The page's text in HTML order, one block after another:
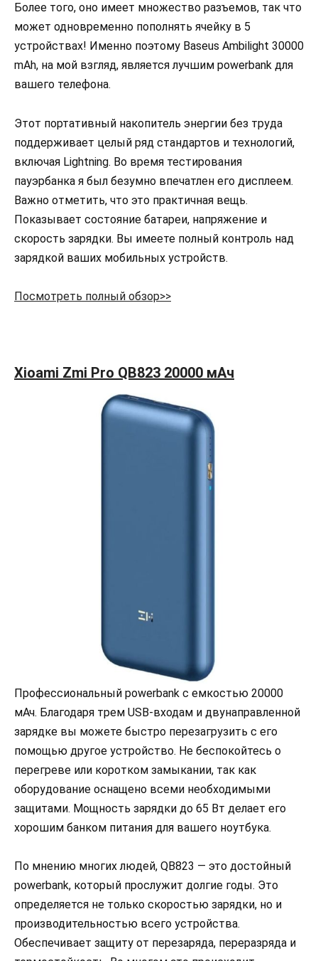
Более того, оно имеет множество разъемов, так что
может одновременно пополнять ячейку в 5
устройствах! Именно поэтому Baseus Ambilight 30000
mAh, на мой взгляд, является лучшим powerbank для
вашего телефона.
Этот портативный накопитель энергии без труда
поддерживает целый ряд стандартов и технологий,
включая Lightning. Во время тестирования
пауэрбанка я был безумно впечатлен его дисплеем.
Важно отметить, что это практичная вещь.
Показывает состояние батареи, напряжение и
скорость зарядки. Вы имеете полный контроль над
зарядкой ваших мобильных устройств.
Посмотреть полный обзор>>
Xioami Zmi Pro QB823 20000 мАч
Профессиональный powerbank с емкостью 20000
мАч. Благодаря трем USB-входам и двунаправленной
зарядке вы можете быстро перезагрузить с его
помощью другое устройство. Не беспокойтесь о
перегреве или коротком замыкании, так как
оборудование оснащено всеми необходимыми
защитами. Мощность зарядки до 65 Вт делает его
хорошим банком питания для вашего ноутбука.
По мнению многих людей, QB823 — это достойный
powerbank, который прослужит долгие годы. Это
определяется не только скоростью зарядки, но и
производительностью всего устройства.
Обеспечивает защиту от перезаряда, переразряда и